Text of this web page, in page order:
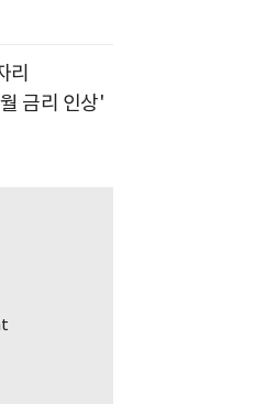
리
금리 인상'